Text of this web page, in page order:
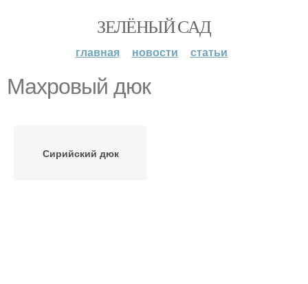
ЗЕЛЁНЫЙ САД
главная новости статьи
Махровый дюк
Сирийский дюк